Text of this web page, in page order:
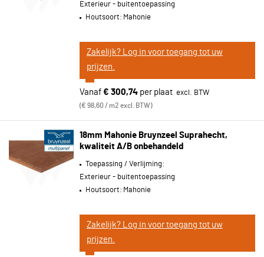
Exterieur - buitentoepassing
Houtsoort: Mahonie
Zakelijk? Log in voor toegang tot uw
prijzen.
Vanaf € 300,74 per plaat
€ 98,60 / m2 excl. BTW
18mm Mahonie Bruynzeel Suprahecht,
kwaliteit A/B onbehandeld
Toepassing / Verlijming:
Exterieur - buitentoepassing
Houtsoort: Mahonie
Zakelijk? Log in voor toegang tot uw
prijzen.